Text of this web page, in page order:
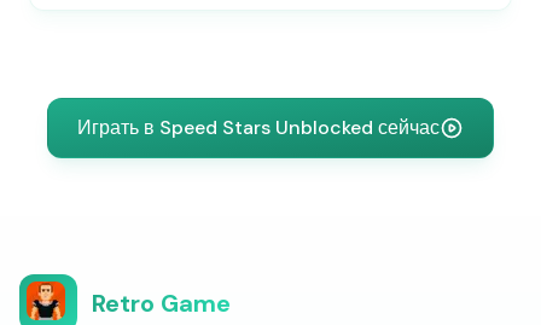
Играть в Speed Stars Unblocked сейчас
Retro Game